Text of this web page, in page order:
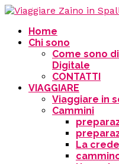
Home
Chi sono
Come sono
Digitale
CONTATTI
VIAGGIARE
Viaggiare in
Cammini
La